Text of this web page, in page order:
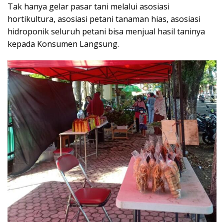
Tak hanya gelar pasar tani melalui asosiasi
hortikultura, asosiasi petani tanaman hias, asosiasi
hidroponik seluruh petani bisa menjual hasil taninya
kepada Konsumen Langsung.